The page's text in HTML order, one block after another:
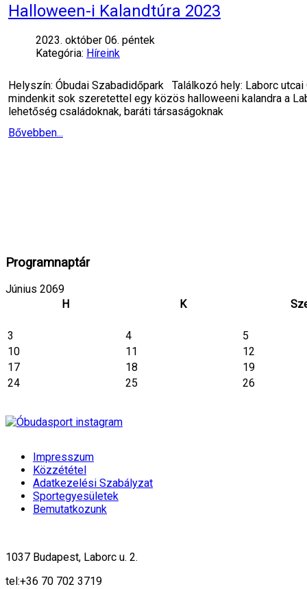
Halloween-i Kalandtúra 2023
2023. október 06. péntek
Kategória: Híreink
Helyszín: Óbudai Szabadidőpark Találkozó hely: Laborc
mindenkit sok szeretettel egy közös halloweeni kalandra a
lehetőség családoknak, baráti társaságoknak
Bővebben...
Programnaptár
Június 2069
H
K
3 4
5
10
11
12
17
18
19
24
25 26
Impresszum
Közzététel
Adatkezelési Szabályzat
Sportegyesületek
Bemutatkozunk
1037 Budapest, Laborc u. 2.
tel:+36 70 702 3719